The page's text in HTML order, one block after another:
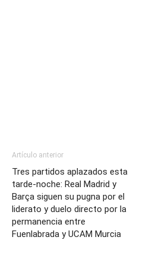
Artículo anterior
Tres partidos aplazados esta
tarde-noche: Real Madrid y
Barça siguen su pugna por el
liderato y duelo directo por la
permanencia entre
Fuenlabrada y UCAM Murcia